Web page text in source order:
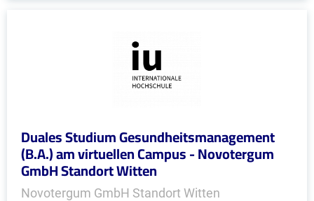
Duales Studium Gesundheitsmanagement
(B.A.) am virtuellen Campus - Novotergum
GmbH Standort Witten
Novotergum GmbH Standort Witten